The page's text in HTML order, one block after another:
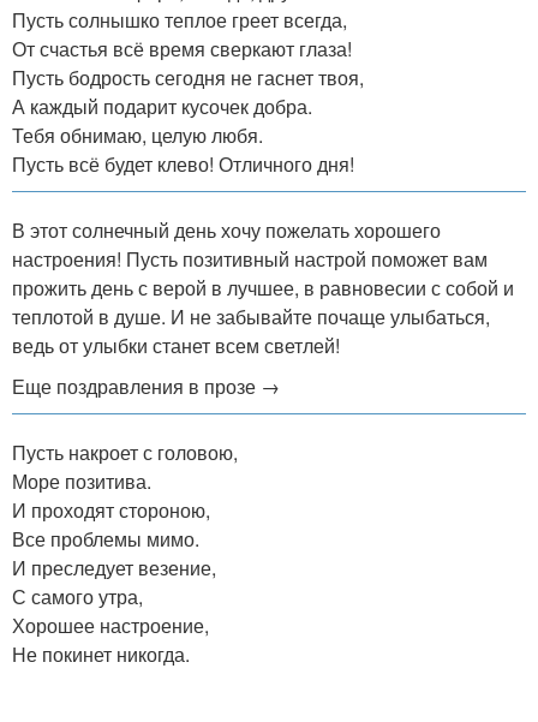
Пусть солнышко теплое греет всегда,
От счастья всё время сверкают глаза!
Пусть бодрость сегодня не гаснет твоя,
А каждый подарит кусочек добра.
Тебя обнимаю, целую любя.
Пусть всё будет клево! Отличного дня!
В этот солнечный день хочу пожелать хорошего
настроения! Пусть позитивный настрой поможет вам
прожить день с верой в лучшее, в равновесии с собой и
теплотой в душе. И не забывайте почаще улыбаться,
ведь от улыбки станет всем светлей!
Еще поздравления в прозе →
Пусть накроет с головою,
Море позитива.
И проходят стороною,
Все проблемы мимо.
И преследует везение,
С самого утра,
Хорошее настроение,
Не покинет никогда.